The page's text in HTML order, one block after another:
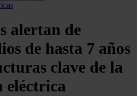
alertan de
de hasta 7 años
clave de la
eléctrica